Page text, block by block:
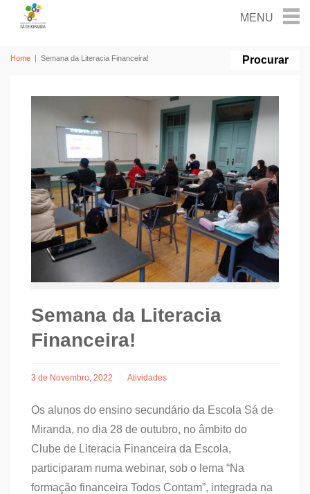
Home | Semana da Literacia Financeira!
Semana da Literacia
Financeira!
3 de Novembro, 2022 Atividades
Os alunos do ensino secundário da Escola Sá de
Miranda, no dia 28 de outubro, no âmbito do
Clube de Literacia Financeira da Escola,
participaram numa webinar, sob o lema “Na
formação financeira Todos Contam”, integrada na